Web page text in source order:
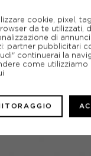
cookie, pixel,
da te utilizzati,
di
partner pubblicitari
continuerai la
come